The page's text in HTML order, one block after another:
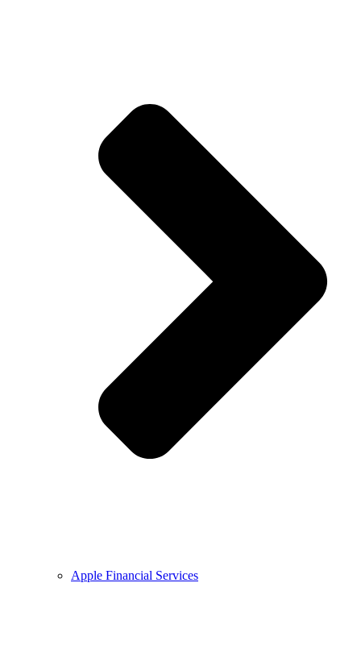
Apple Financial Services